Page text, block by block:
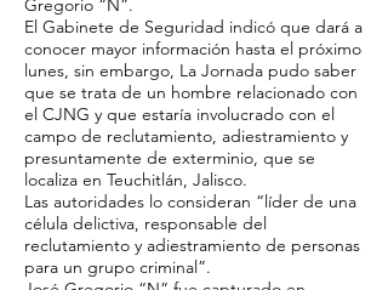
Gregorio “N”.
El Gabinete de Seguridad indicó que dará a
conocer mayor información hasta el próximo
lunes, sin embargo, La Jornada pudo saber
que se trata de un hombre relacionado con
el CJNG y que estaría involucrado con el
campo de reclutamiento, adiestramiento y
presuntamente de exterminio, que se
localiza en Teuchitlán, Jalisco.
Las autoridades lo consideran “líder de una
célula delictiva, responsable del
reclutamiento y adiestramiento de personas
para un grupo criminal”.